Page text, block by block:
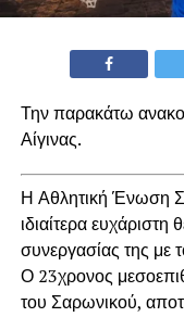
Την παρακάτω
Αίγινας.
Η Αθλητική Ένωση
ιδιαίτερα
συνεργασίας της με
Ο 23χρονος
του Σαρωνικού,